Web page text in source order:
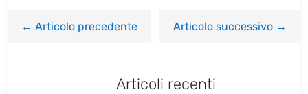
←Articolo precedente Articolo successivo→
Articoli recenti